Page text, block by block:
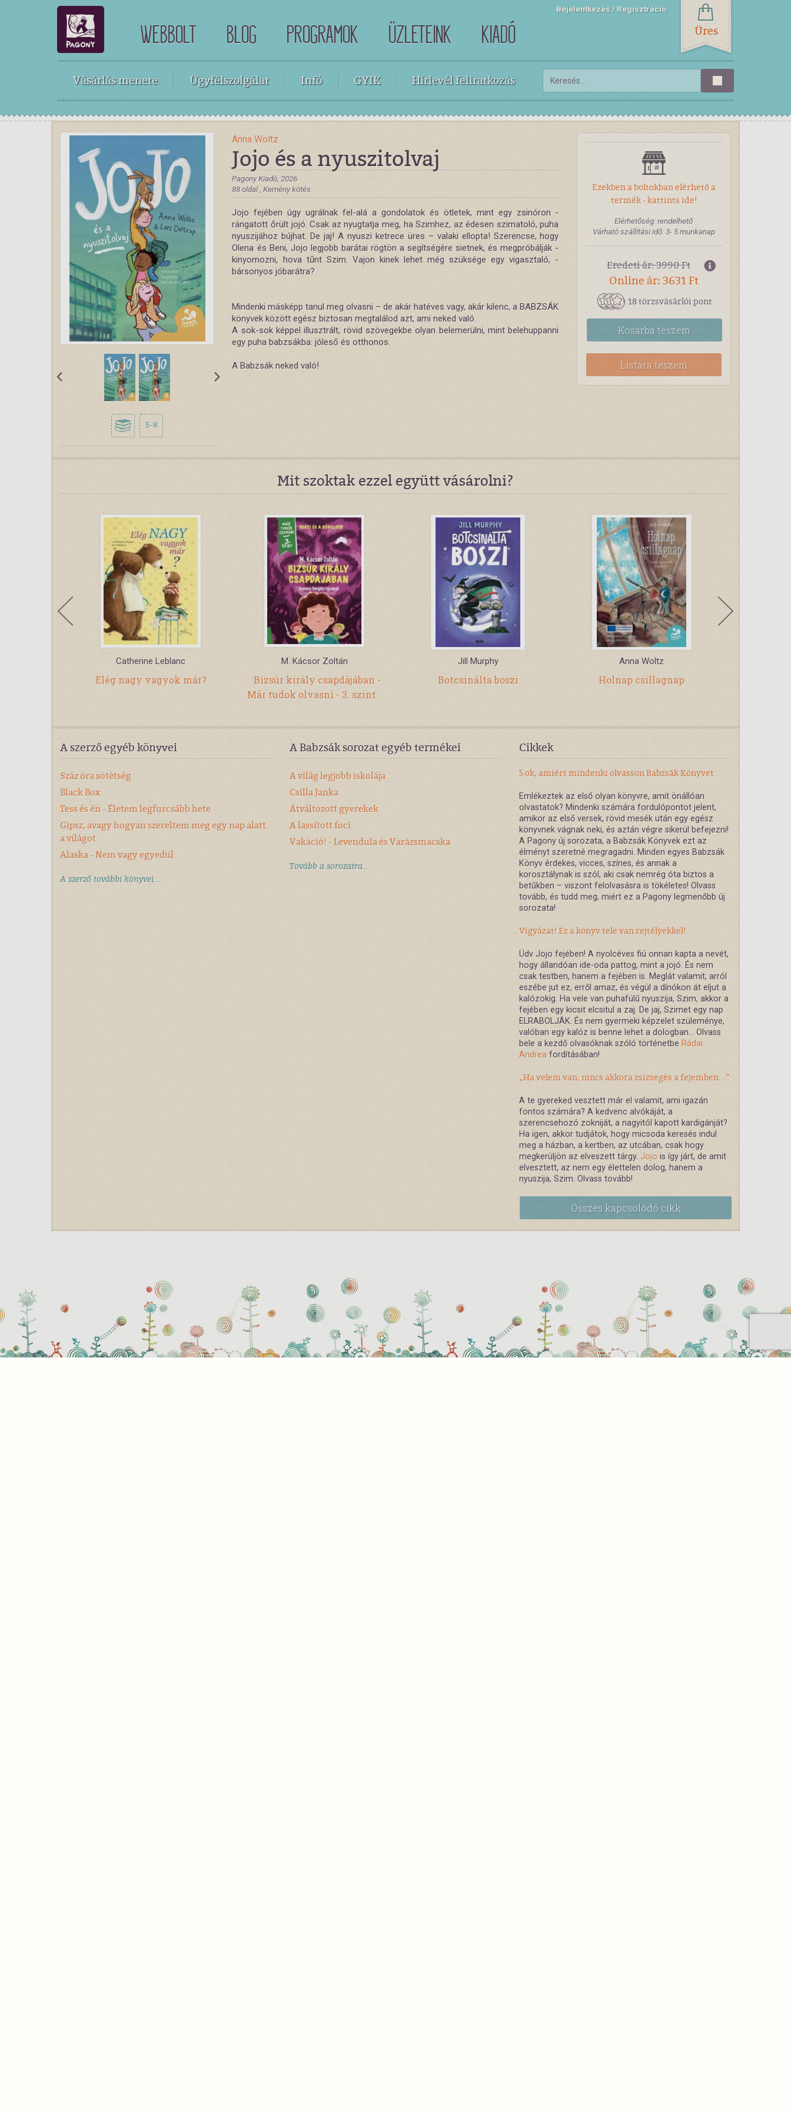
WEBBOLT BLOG PROGRAMOK ÜZLETEINK KIADÓ
Bejelentkezés Regisztráció
Üres
Vásárlás menete Ügyfélszolgálat Infó GYIK Hírlevél feliratkozás
5-8
Anna Woltz
Jojo és a nyuszitolvaj
Pagony Kiadó, 2026
88 oldal , Kemény kötés
Jojo fejében úgy ugrálnak fel-alá a ­gondolatok és ­ötletek, mint egy zsinóron ­
rángatott őrült jojó. Csak az nyugtatja meg, ha Szimhez, az édesen ­szimatoló, puha
­nyuszijához bújhat. De jaj! A nyuszi ketrece üres – ­valaki ellopta! ­Szerencse, hogy
Olena és Beni, Jojo legjobb ­barátai ­rögtön a segítségére ­sietnek, és megpróbálják ­
kinyomozni, hova tűnt Szim. Vajon kinek lehet még szüksége egy ­vigasztaló, ­
bársonyos jóbarátra?
Mindenki másképp tanul meg olvasni – de akár hatéves vagy, akár kilenc, a BABZSÁK
könyvek között egész biztosan megtalálod azt, ami neked való.
A sok-sok képpel illusztrált, rövid szövegekbe olyan belemerülni, mint belehuppanni
egy puha babzsákba: jóleső és otthonos.
A Babzsák neked való!
Ezekben a boltokban elérhető a
termék - kattints ide!
Elérhetőség: rendelhető
Várható szállítási idő: 3- 5 munkanap
Eredeti ár: 3990 Ft
Online ár: 3631 Ft
18 törzsvásárlói pont
Kosárbateszem
Listára teszem
Mit szoktak ezzel együtt vásárolni?
Catherine Leblanc
Elég nagy vagyok már?
M. Kácsor Zoltán
Bizsúr király csapdájában -
Már tudok olvasni - 3. szint
Jill Murphy
Botcsinálta boszi
Anna Woltz
Holnap csillagnap
A szerző egyéb könyvei
Száz óra sötétség
Black Box
Tess és én - Életem legfurcsább hete
Gipsz, avagy hogyan szereltem meg egy nap alatt
a világot
Alaska - Nem vagy egyedül
A szerző további könyvei...
A Babzsák sorozat egyéb termékei
A világ legjobb iskolája
Csilla Janka
Átváltozott gyerekek
A lassított foci
Vakáció! - Levendula és Varázsmacska
Tovább a sorozatra...
Cikkek
5 ok, amiért mindenki olvasson Babzsák Könyvet
Emlékeztek az első olyan könyvre, amit önállóan
olvastatok? Mindenki számára fordulópontot jelent,
amikor az első versek, rövid mesék után egy egész
könyvnek vágnak neki, és aztán végre sikerül befejezni!
A Pagony új sorozata, a Babzsák Könyvek ezt az
élményt szeretné megragadni. Minden egyes Babzsák
Könyv érdekes, vicces, színes, és annak a
korosztálynak is szól, aki csak nemrég óta biztos a
betűkben – viszont felolvasásra is tökéletes! Olvass
tovább, és tudd meg, miért ez a Pagony legmenőbb új
sorozata!
Vigyázat! Ez a könyv tele van rejtélyekkel!
Üdv Jojo fejében! A nyolcéves fiú onnan kapta a nevét,
hogy állandóan ide-oda pattog, mint a jojó. És nem
csak testben, hanem a fejében is. Meglát valamit, arról
eszébe jut ez, erről amaz, és végül a dínókon át eljut a
kalózokig. Ha vele van puhafülű nyuszija, Szim, akkor a
fejében egy kicsit elcsitul a zaj. De jaj, Szimet egy nap
ELRABOLJÁK. És nem gyermeki képzelet szüleménye,
valóban egy kalóz is benne lehet a dologban... Olvass
bele a kezdő olvasóknak szóló történetbe Rádai
Andrea fordításában!
„Ha velem van, nincs akkora zsizsegés a fejemben...”
A te gyereked vesztett már el valamit, ami igazán
fontos számára? A kedvenc alvókáját, a
szerencsehozó zokniját, a nagyitól kapott kardigánját?
Ha igen, akkor tudjátok, hogy micsoda keresés indul
meg a házban, a kertben, az utcában, csak hogy
megkerüljön az elveszett tárgy. Jojo is így járt, de amit
elvesztett, az nem egy élettelen dolog, hanem a
nyuszija, Szim. Olvass tovább!
Összes kapcsolódó cikk